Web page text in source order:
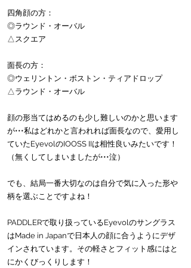
四角顔の方：
◎ラウンド・オーバル
△スクエア
面長の方：
◎ウェリントン・ボストン・ティアドロップ
△ラウンド・オーバル
顔の形当てはめるのも少し難しいのかと思います
が•••私はどれかと言われれば面長なので、愛用し
ていたEyevolのIOOSS IIは相性良いみたいです！
（無くしてしまいましたが•••泣）
でも、結局一番大切なのは自分で気に入った形や
柄を選ぶことですよね！
PADDLERで取り扱っているEyevolのサングラス
はMade in Japanで日本人の顔に合うようにデザ
インされています。その軽さとフィット感にはと
にかくびっくりします！